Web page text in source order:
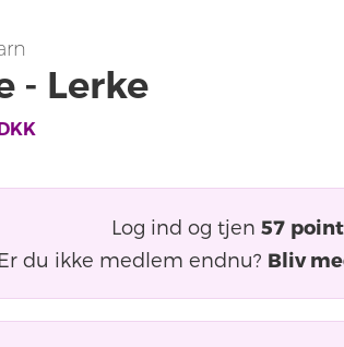
- Lerke
Log ind og tjen 57 point
Er du ikke medlem endnu? Bliv